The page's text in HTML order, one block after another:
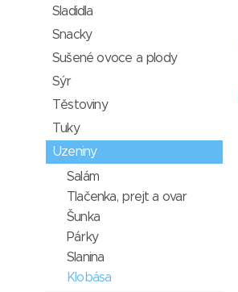
Sladidla
Snacky
Sušené ovoce a plody
Sýr
Těstoviny
Tuky
Uzeniny
Salám
Tlačenka, prejt a ovar
Šunka
Párky
Slanina
Klobása